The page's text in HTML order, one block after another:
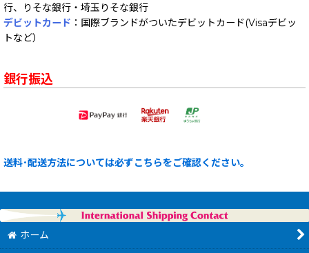
行、りそな銀行・埼玉りそな銀行
デビットカード ：国際ブランドがついたデビットカード(Visaデビッ
トなど）
銀行振込
送料･配送方法については必ずこちらをご確認ください。
ホーム